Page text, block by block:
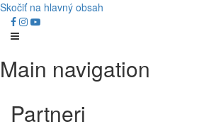
Skočiť na hlavný obsah
Main navigation
Partneri